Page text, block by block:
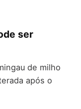
ser
de milho
após o